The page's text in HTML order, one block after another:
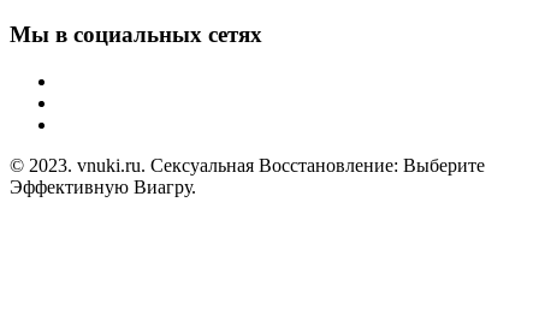
Мы в социальных сетях
© 2023. vnuki.ru. Сексуальная Восстановление: Выберите
Эффективную Виагру.